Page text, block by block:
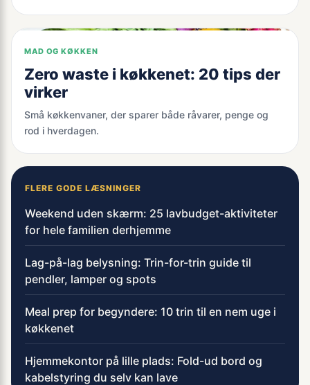
MAD OG KØKKEN
Zero waste i køkkenet: 20 tips der
virker
Små køkkenvaner, der sparer både råvarer, penge og
rod i hverdagen.
FLERE GODE LÆSNINGER
Weekend uden skærm: 25 lavbudget-aktiviteter
for hele familien derhjemme
Lag-på-lag belysning: Trin-for-trin guide til
pendler, lamper og spots
Meal prep for begyndere: 10 trin til en nem uge i
køkkenet
Hjemmekontor på lille plads: Fold-ud bord og
kabelstyring du selv kan lave